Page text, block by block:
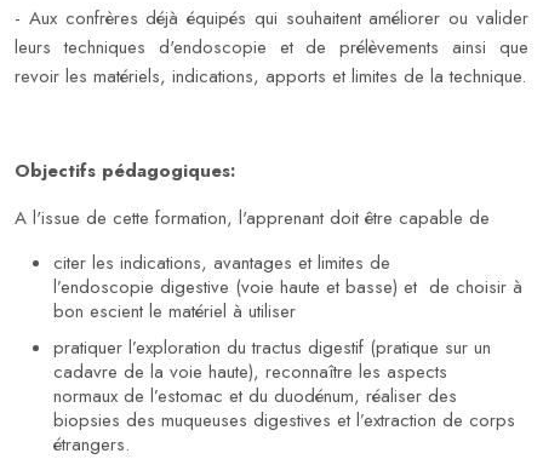
- Aux confrères déjà équipés qui souhaitent améliorer ou valider
leurs techniques d'endoscopie et de prélèvements ainsi que
revoir les matériels, indications, apports et limites de la technique.
Objectifs pédagogiques:
A l'issue de cette formation, l'apprenant doit être capable de
citer les indications, avantages et limites de
l’endoscopie digestive (voie haute et basse) et de choisir à
bon escient le matériel à utiliser
pratiquer l’exploration du tractus digestif (pratique sur un
cadavre de la voie haute), reconnaître les aspects
normaux de l’estomac et du duodénum, réaliser des
biopsies des muqueuses digestives et l’extraction de corps
étrangers.